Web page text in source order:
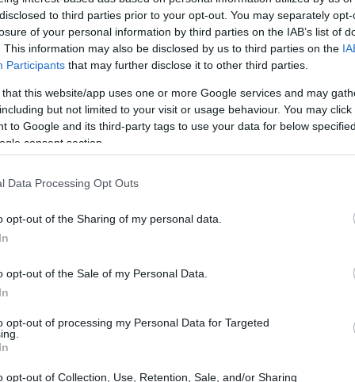
to third parties prior to your opt-out. You may separately
of your personal information by third parties on the IAB’s list of
This information may also be disclosed by us to third parties on the
Participants that may further disclose it to other third parties.
that this website/app uses one or more Google services and may
but not limited to your visit or usage behaviour. You may
to Google and its third-party tags to use your data for below
consent section.
Data Processing Opt Outs
opt-out of the Sharing of my personal data.
opt-out of the Sale of my Personal Data.
opt-out of processing my Personal Data for Targeted
opt-out of Collection, Use, Retention, Sale, and/or Sharing
σχετικά με τον τρόπο εφαρμογής
παρέμβαση του ΠΑΣΟΚ για:
08:50
08:36